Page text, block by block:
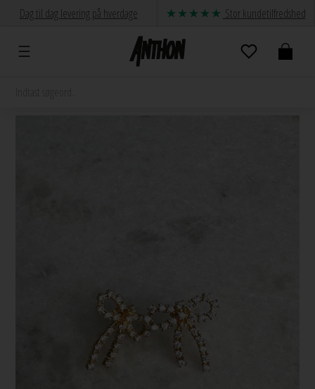
Dag til dag levering på hverdage Stor kundetilfredshed